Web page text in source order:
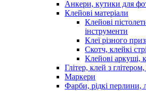
Анкери, кутики для
Клейові матеріали
Клейові
інструменти
Клеї різного
Скотч, клейкі
Клейові аркуші,
Глітер, клей з
Маркери
Фарби, рідкі перлини,